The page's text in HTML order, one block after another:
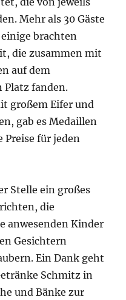
Mehr als 30 Gäste
brachten
die zusammen mit
auf dem
fanden.
großem Eifer und
gab es Medaillen
Preise für jeden
Stelle ein großes
die
anwesenden Kinder
Gesichtern
Ein Dank geht
Schmitz in
und Bänke zur